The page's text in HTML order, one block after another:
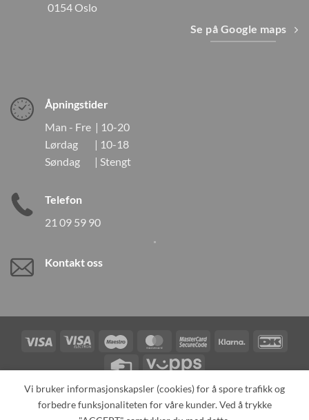
0154 Oslo
Se på Google maps
Åpningstider
Man - Fre | 10-20
Lørdag | 10-18
Søndag | Stengt
Telefon
21 09 59 90
Kontakt oss
Visa
Visa
Electron
Maestro MasterCardMasterCardKlarna
Credit
Vipps
TILBAKEKALLINGER KONTAKT OSS
OM OSS
Vi bruker informasjonskapsler (cookies) for å spore trafikk og
forbedre funksjonaliteten for våre kunder. Ved å trykke